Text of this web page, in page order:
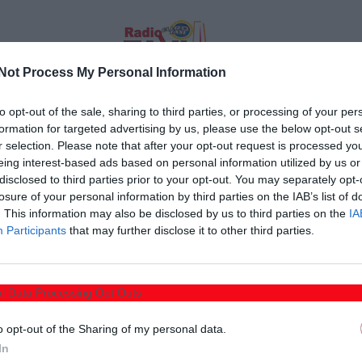
Process My Personal Information
opt-out of the sale, sharing to third parties, or processing of your
for targeted advertising by us, please use the below opt-out
selection. Please note that after your opt-out request is processed
interest-based ads based on personal information utilized by us
to third parties prior to your opt-out. You may separately
of your personal information by third parties on the IAB’s list of
This information may also be disclosed by us to third parties on the
Participants that may further disclose it to other third parties.
Data Processing Opt Outs
opt-out of the Sharing of my personal data.
για την πρεμιέρα μπαράζ ανόδου στην Γ εθνική ο
κέρδισε 0-2 την τοπική ομάδα του Μέγα Αλέξανδρου
επτά αγωνιστικών.
από τους ποδοσφαιριστές των δύο ομάδων, αφού
όπως δήλωσε και ο Βλάσης Καζάκης στάθηκε στο
παραδέχτηκε πως η ομάδα του δεν ήταν καλή όπως
του Αετού Παντελής Στυλιανού έμεινε
και το σπουδαίο διπλό.